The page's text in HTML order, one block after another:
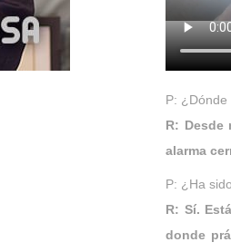
P:
R: Desde
alarma
P: ¿Ha
R: Sí.
donde